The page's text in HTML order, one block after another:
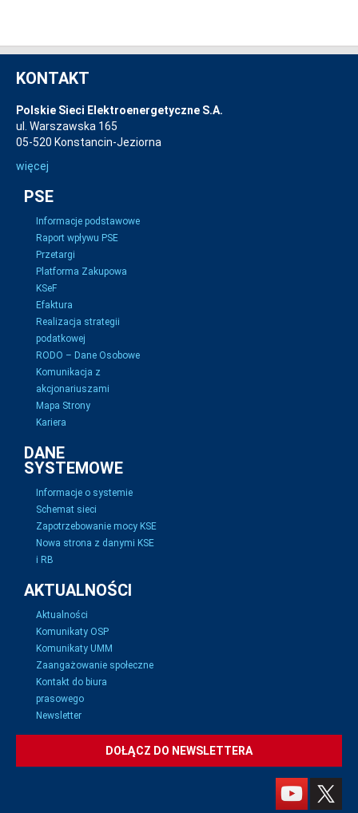
KONTAKT
Polskie Sieci Elektroenergetyczne S.A.
ul. Warszawska 165
05-520 Konstancin-Jeziorna
więcej
PSE
Informacje podstawowe
Raport wpływu PSE
Przetargi
Platforma Zakupowa
KSeF
Efaktura
Realizacja strategii
podatkowej
RODO – Dane Osobowe
Komunikacja z
akcjonariuszami
Mapa Strony
Kariera
DANE
SYSTEMOWE
Informacje o systemie
Schemat sieci
Zapotrzebowanie mocy KSE
Nowa strona z danymi KSE
i RB
AKTUALNOŚCI
Aktualności
Komunikaty OSP
Komunikaty UMM
Zaangażowanie społeczne
Kontakt do biura
prasowego
Newsletter
DOŁĄCZ DO NEWSLETTERA